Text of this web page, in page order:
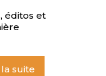
éditos et
suite